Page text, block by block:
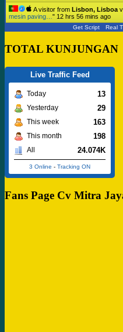
A visitor from Lisbon, Lisboa
mesin paving… " 12 hrs 56 mins ago
Get Script Real
TOTAL KUNJUNGAN
Live Traffic Feed
Today 13
Yesterday 29
This week 163
This month 198
All 24.074K
3 Online - Tracking ON
Fans Page Cv Mitra